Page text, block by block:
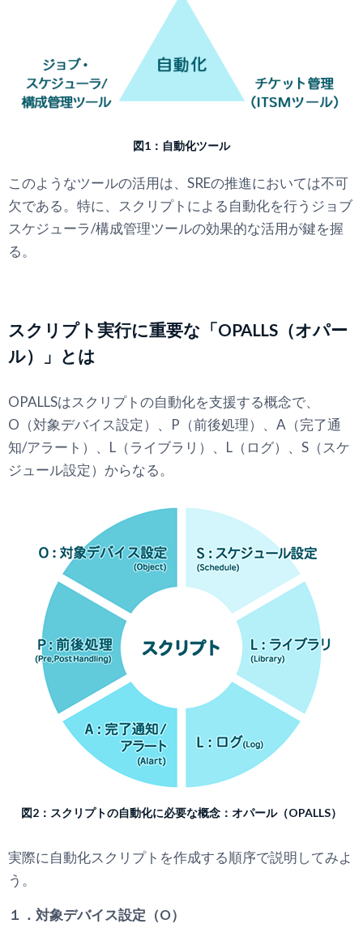
図1：自動化ツール
このようなツールの活用は、SREの推進においては不可
欠である。特に、スクリプトによる自動化を行うジョブ
スケジューラ/構成管理ツールの効果的な活用が鍵を握
る。
スクリプト実行に重要な「OPALLS（オパー
ル）」とは
OPALLSはスクリプトの自動化を支援する概念で、
O（対象デバイス設定）、P（前後処理）、A（完了通
知/アラート）、L（ライブラリ）、L（ログ）、S（スケ
ジュール設定）からなる。
図2：スクリプトの自動化に必要な概念：オパール（OPALLS）
実際に自動化スクリプトを作成する順序で説明してみよ
う。
１．対象デバイス設定（O）